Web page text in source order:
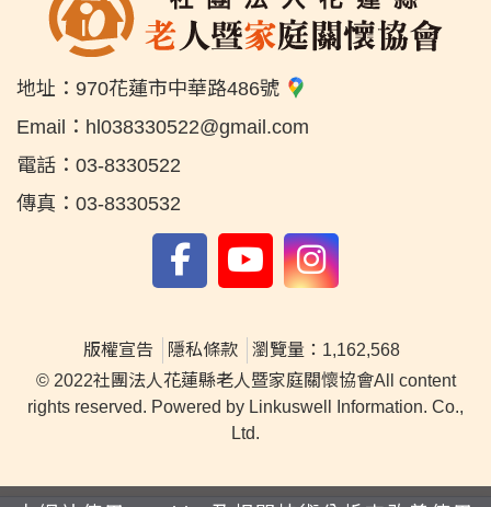
地址： 970花蓮市中華路486號
Email： hl038330522@gmail.com
電話： 03-8330522
傳真： 03-8330532
版權宣告 隱私條款
瀏覽量：1,162,568
© 2022社團法人花蓮縣老人暨家庭關懷協會All content
rights reserved. Powered by Linkuswell Information. Co.,
Ltd.